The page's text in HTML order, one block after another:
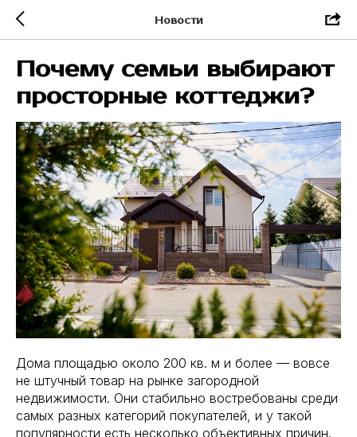
Новости
Почему семьи выбирают
просторные коттеджи?
Дома площадью около 200 кв. м и более — вовсе
не штучный товар на рынке загородной
недвижимости. Они стабильно востребованы среди
самых разных категорий покупателей, и у такой
популярности есть несколько объективных причин.